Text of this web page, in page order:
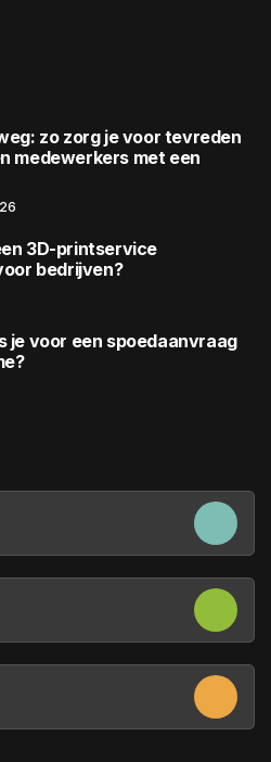
zo zorg je voor tevreden
medewerkers met een
3D-printservice
bedrijven?
je voor een spoedaanvraag